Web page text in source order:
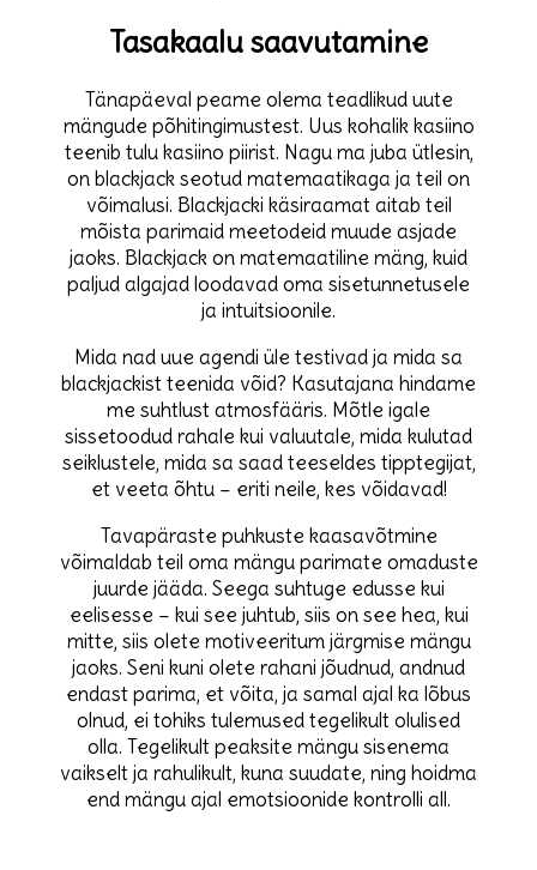
Tasakaalu saavutamine
Tänapäeval peame olema teadlikud uute
mängude põhitingimustest. Uus kohalik kasiino
teenib tulu kasiino piirist. Nagu ma juba ütlesin,
on blackjack seotud matemaatikaga ja teil on
võimalusi. Blackjacki käsiraamat aitab teil
mõista parimaid meetodeid muude asjade
jaoks. Blackjack on matemaatiline mäng, kuid
paljud algajad loodavad oma sisetunnetusele
ja intuitsioonile.
Mida nad uue agendi üle testivad ja mida sa
blackjackist teenida võid? Kasutajana hindame
me suhtlust atmosfääris. Mõtle igale
sissetoodud rahale kui valuutale, mida kulutad
seiklustele, mida sa saad teeseldes tipptegijat,
et veeta õhtu – eriti neile, kes võidavad!
Tavapäraste puhkuste kaasavõtmine
võimaldab teil oma mängu parimate omaduste
juurde jääda. Seega suhtuge edusse kui
eelisesse – kui see juhtub, siis on see hea, kui
mitte, siis olete motiveeritum järgmise mängu
jaoks. Seni kuni olete rahani jõudnud, andnud
endast parima, et võita, ja samal ajal ka lõbus
olnud, ei tohiks tulemused tegelikult olulised
olla. Tegelikult peaksite mängu sisenema
vaikselt ja rahulikult, kuna suudate, ning hoidma
end mängu ajal emotsioonide kontrolli all.